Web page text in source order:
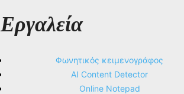
Εργαλεία
Φωνητικός κειμενογράφος
AI Content Detector
Online Notepad